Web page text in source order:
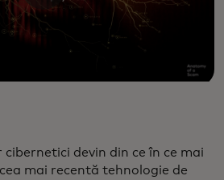
devin din ce în ce mai
mai recentă tehnologie de